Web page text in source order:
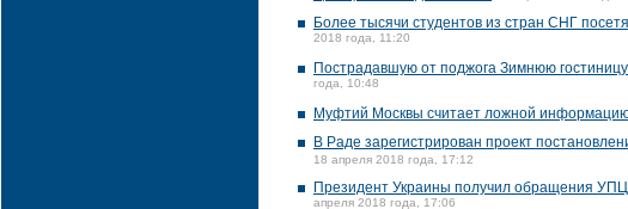
Более тысячи студентов из стран СНГ
2018 года, 11:20
Пострадавшую от поджога Зимнюю
года, 10:48
Муфтий Москвы считает ложной
В Раде зарегистрирован проект
18 апреля 2018 года, 17:12
Президент Украины получил обращения
апреля 2018 года, 17:06